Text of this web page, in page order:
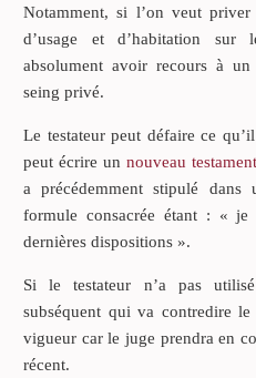
Notamment, si l’on veut
d’usage et d’habitation
absolument avoir recours à
seing privé.
Le testateur peut défaire ce
peut écrire un nouveau
a précédemment stipulé
formule consacrée étant : « je
dernières dispositions ».
Si le testateur n’a pas
subséquent qui va contredire
vigueur car le juge prendra en
récent.